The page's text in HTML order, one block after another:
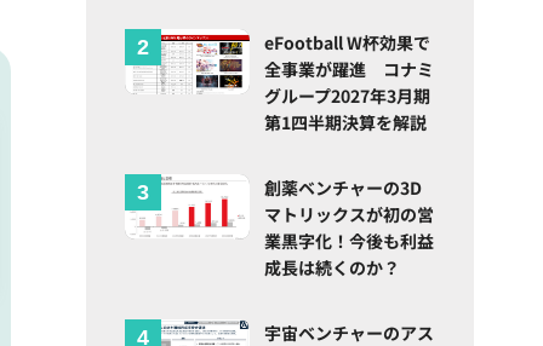
eFootball W杯効果で
全事業が躍進 コナミ
グループ2027年3月期
第1四半期決算を解説
創薬ベンチャーの3D
マトリックスが初の営
業黒字化！今後も利益
成長は続くのか？
宇宙ベンチャーのアス